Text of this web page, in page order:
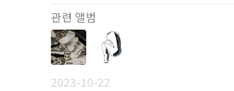
관련 앨범
2023-10-22